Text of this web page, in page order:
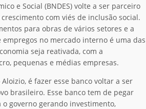
e Social (BNDES) volte a ser parceiro
com viés de inclusão social.
para obras de vários setores e a
empregos no mercado interno é uma das
seja reativada, com a
pequenas e médias empresas.
é fazer esse banco voltar a ser
brasileiro. Esse banco tem de pegar
governo gerando investimento,